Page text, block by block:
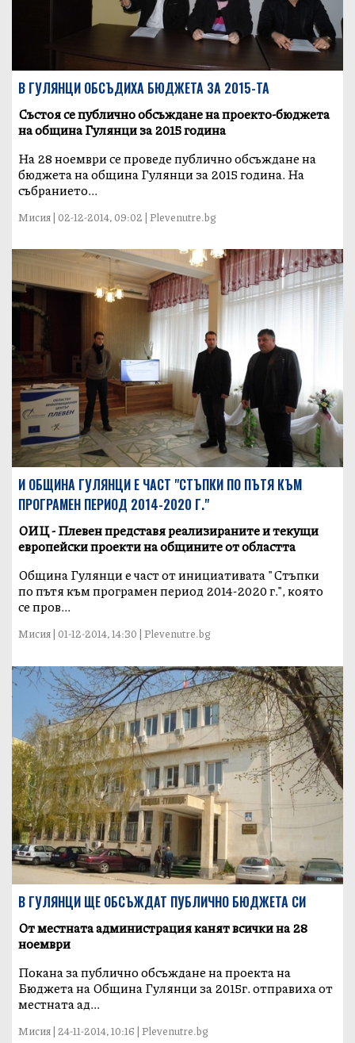
В ГУЛЯНЦИ ОБСЪДИХА БЮДЖЕТА ЗА 2015-ТА
Състоя се публично обсъждане на проекто-бюджета
на община Гулянци за 2015 година
На 28 ноември се проведе публично обсъждане на
бюджета на община Гулянци за 2015 година. На
събранието...
Мисия | 02-12-2014, 09:02 | Plevenutre.bg
И ОБЩИНА ГУЛЯНЦИ Е ЧАСТ "СТЪПКИ ПО ПЪТЯ КЪМ
ПРОГРАМЕН ПЕРИОД 2014-2020 Г."
ОИЦ - Плевен представя реализираните и текущи
европейски проекти на общините от областта
Община Гулянци е част от инициативата "Стъпки
по пътя към програмен период 2014-2020 г.", която
се пров...
Мисия | 01-12-2014, 14:30 | Plevenutre.bg
В ГУЛЯНЦИ ЩЕ ОБСЪЖДАТ ПУБЛИЧНО БЮДЖЕТА СИ
От местната администрация канят всички на 28
ноември
Покана за публично обсъждане на проекта на
Бюджета на Община Гулянци за 2015г. отправиха от
местната ад...
Мисия | 24-11-2014, 10:16 | Plevenutre.bg